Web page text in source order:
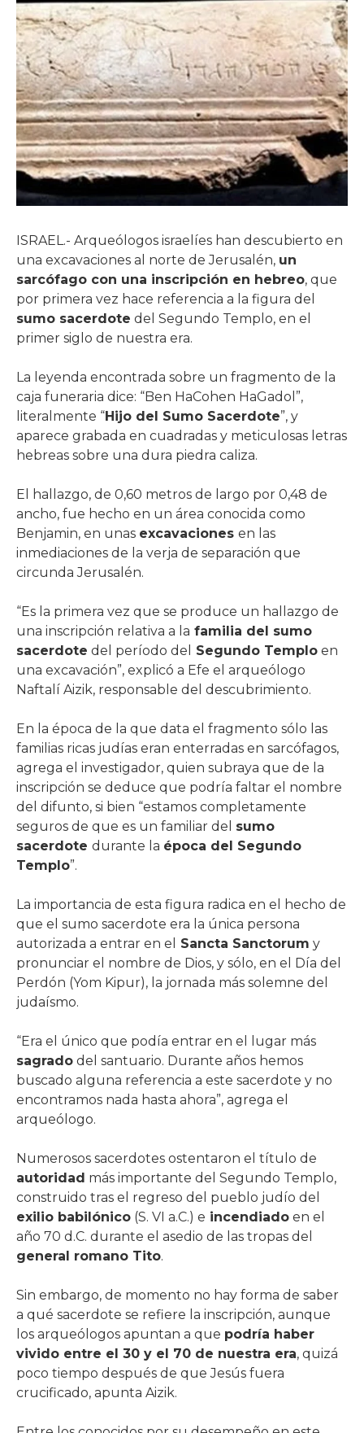
ISRAEL.- Arqueólogos israelíes han descubierto en
una excavaciones al norte de Jerusalén, un
sarcófago con una inscripción en hebreo, que
por primera vez hace referencia a la figura del
sumo sacerdote del Segundo Templo, en el
primer siglo de nuestra era.
La leyenda encontrada sobre un fragmento de la
caja funeraria dice: “Ben HaCohen HaGadol”,
literalmente “Hijo del Sumo Sacerdote”, y
aparece grabada en cuadradas y meticulosas letras
hebreas sobre una dura piedra caliza.
El hallazgo, de 0,60 metros de largo por 0,48 de
ancho, fue hecho en un área conocida como
Benjamin, en unas excavaciones en las
inmediaciones de la verja de separación que
circunda Jerusalén.
“Es la primera vez que se produce un hallazgo de
una inscripción relativa a la familia del sumo
sacerdote del período del Segundo Templo en
una excavación”, explicó a Efe el arqueólogo
Naftalí Aizik, responsable del descubrimiento.
En la época de la que data el fragmento sólo las
familias ricas judías eran enterradas en sarcófagos,
agrega el investigador, quien subraya que de la
inscripción se deduce que podría faltar el nombre
del difunto, si bien “estamos completamente
seguros de que es un familiar del sumo
sacerdote durante la época del Segundo
Templo”.
La importancia de esta figura radica en el hecho de
que el sumo sacerdote era la única persona
autorizada a entrar en el
Sancta Sanctorum y
pronunciar el nombre de Dios, y sólo, en el Día del
Perdón (Yom Kipur), la jornada más solemne del
judaísmo.
“Era el único que podía entrar en el lugar más
sagrado del santuario. Durante años hemos
buscado alguna referencia a este sacerdote y no
encontramos nada hasta ahora”, agrega el
arqueólogo.
Numerosos sacerdotes ostentaron el título de
autoridad más importante del Segundo Templo,
construido tras el regreso del pueblo judío del
exilio babilónico (S. VI a.C.) e incendiado en el
año 70 d.C. durante el asedio de las tropas del
general romano Tito.
Sin embargo, de momento no hay forma de saber
a qué sacerdote se refiere la inscripción, aunque
los arqueólogos apuntan a que podría haber
vivido entre el 30 y el 70 de nuestra era, quizá
poco tiempo después de que Jesús fuera
crucificado, apunta Aizik.